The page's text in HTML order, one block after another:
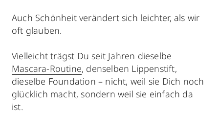
Auch Schönheit verändert sich leichter, als wir
oft glauben.
Vielleicht trägst Du seit Jahren dieselbe
Mascara-Routine, denselben Lippenstift,
dieselbe Foundation – nicht, weil sie Dich noch
glücklich macht, sondern weil sie einfach da
ist.